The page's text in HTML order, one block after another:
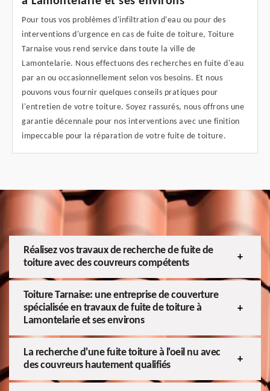
Pour tous vos problèmes d'infiltration d'eau ou pour des
interventions d'urgence en cas de fuite de toiture, Toiture
Tarnaise vous rend service dans toute la ville de
Lamontelarie. Nous effectuons des recherches en fuite d'eau
par an ou occasionnellement selon vos besoins. Et nous
pouvons vous fournir quelques conseils pratiques pour
l'entretien de votre toiture. Soyez rassurés, nous offrons une
garantie décennale pour nos interventions avec une finition
impeccable pour la réparation de votre fuite de toiture.
Réalisez vos travaux de recherche de fuite de
toiture avec des couvreurs compétents
Toiture Tarnaise: une entreprise de couverture
spécialisée en travaux de fuite de toiture à
Lamontelarie et ses environs
La recherche d'une fuite toiture à l'oeil nu avec
des couvreurs hautement qualifiés